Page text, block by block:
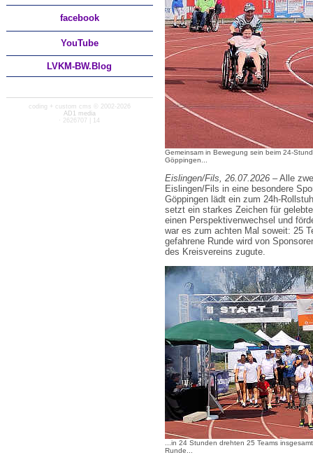
facebook
YouTube
LVKM-BW.Blog
coding + custom cms © 2002-2026
AD1 media
· 2626707 | 14
Gemeinsam in Bewegung sein beim 24-
Göppingen...
Eislingen/Fils, 26.07.2026 – Alle
Eislingen/Fils in eine besondere
Göppingen lädt ein zum 24h-
setzt ein starkes Zeichen für
einen Perspektivenwechsel und
war es zum achten Mal soweit: 25
gefahrene Runde wird von
des Kreisvereins zugute.
...in 24 Stunden drehten 25 Teams
Runde...